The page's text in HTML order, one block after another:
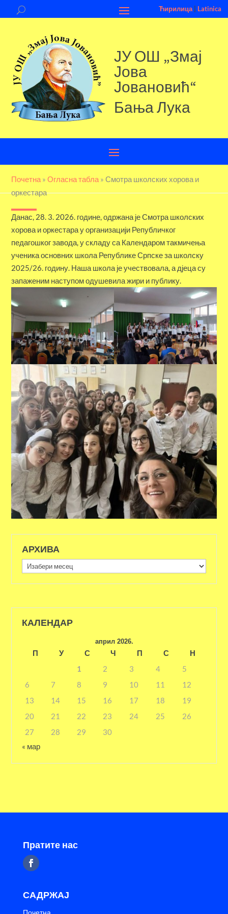
Ћирилица| Latinica
ЈУ ОШ „Змај
Јова
Јовановић“
Бања Лука
Почетна »Огласна табла »Смотра школских хорова и
оркестара
Данас, 28. 3. 2026. године, одржана је Смотра школских
хорова и оркестара у организацији Републичког
педагошког завода, у складу са Календаром такмичења
ученика основних школа Републике Српске за школску
2025/26. годину. Наша школа је учествовала, а дјеца су
запаженим наступом одушевила жири и публику.
АРХИВА
Архива
КАЛЕНДАР
април 2026.
П У С Ч П С
Н
1
2 3 4
5
6
7 8 9 10 11
12
13
14 15 16 17 18
19
20
21 22 23 24 25
26
27
28 29
30
« мар
Пратите нас
САДРЖАЈ